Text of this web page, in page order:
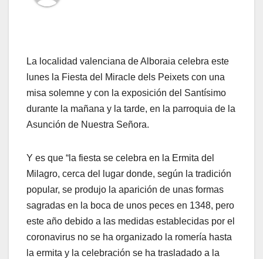
La localidad valenciana de Alboraia celebra este
lunes la Fiesta del Miracle dels Peixets con una
misa solemne y con la exposición del Santísimo
durante la mañana y la tarde, en la parroquia de la
Asunción de Nuestra Señora.
Y es que “la fiesta se celebra en la Ermita del
Milagro, cerca del lugar donde, según la tradición
popular, se produjo la aparición de unas formas
sagradas en la boca de unos peces en 1348, pero
este año debido a las medidas establecidas por el
coronavirus no se ha organizado la romería hasta
la ermita y la celebración se ha trasladado a la